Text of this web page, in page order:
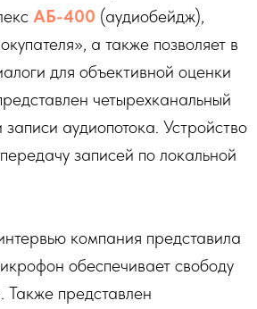
АБ-400 (аудиобейдж),
а также позволяет в
для объективной оценки
четырехканальный
аудиопотока. Устройство
записей по локальной
компания представила
обеспечивает свободу
Также представлен